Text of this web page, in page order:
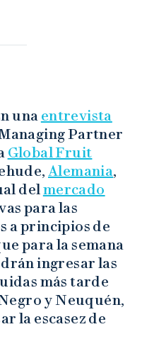
una entrevista
Partner
Global Fruit
Alemania,
delmercado
para las
a principios de
para la semana
ingresar las
más tarde
y Neuquén,
la escasez de